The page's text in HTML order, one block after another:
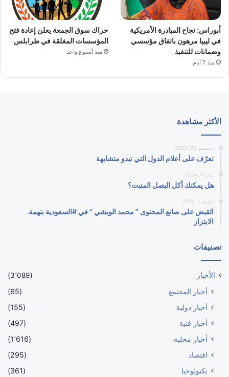
أبوراس: نجاح المبادرة الأمريكية
في ليبيا مرهون باتفاق مؤسسي
وضمانات للتنفيذ
منذ 7 أيام
حراك سوق الجمعة يعلن إعادة فتح
المؤسسات المغلقة في طرابلس
منذ أسبوع واحد
الأكثر مشاهدة
ديسمبر 20, 2023
تعرّف على أعلام الدول التي تبدو متشابهة
يناير 4, 2024
هل يمكنك أكل البصل المنبت؟
أبريل 1, 2024
القبض على صانع المحتوى ” محمد الويشي ” في #السعودية بتهمة
الابتزاز
تصنيفات
الأخبار (3٬089)
أخبار المجتمع
(65)
أخبار دولية
(155)
أخبار فنية
(497)
أخبار محلية
(1٬616)
اقتصاد
(295)
تكنولوجيا
(361)